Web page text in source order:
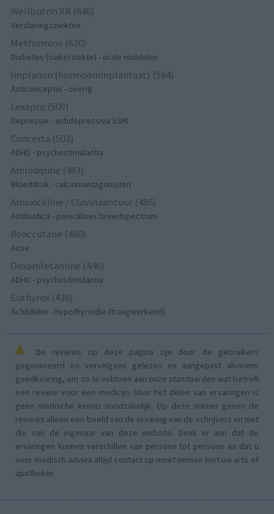
Wellbutrin XR (646)
Verslavingsziekten
Metformine (620)
Diabetes (suikerziekte) - orale middelen
Implanon (hormoonimplantaat) (584)
Anticonceptie - overig
Lexapro (509)
Depressie - antidepressiva SSRI
Concerta (503)
ADHD - psychostimulantia
Amlodipine (493)
Bloeddruk - calciumantagonisten
Amoxicilline / Clavulaanzuur (486)
Antibiotica - penicillines breedspectrum
Roaccutane (480)
Acne
Dexamfetamine (446)
ADHD - psychostimulantia
Euthyrox (436)
Schildklier - hypothyroidie (traagwerkend)
De reviews op deze pagina zijn door de gebruikers
gegenereerd en vervolgens gelezen en aangepast alvorens
goedkeuring, om zo te voldoen aan onze standaarden wat betreft
een review voor een medicijn. Voor het delen van ervaringen is
geen medische kennis noodzakelijk. Op deze manier geven de
reviews alleen een beeld van de ervaring van de schrijvers en niet
die van de eigenaar van deze website. Denk er aan dat de
ervaringen kunnen verschillen van persoon tot persoon en dat u
voor medisch advies altijd contact op moet nemen met uw arts of
apotheker.